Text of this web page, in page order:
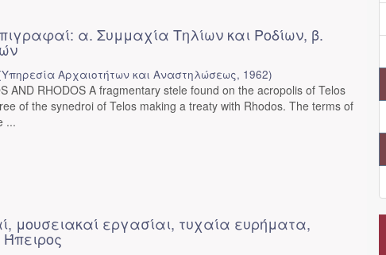
α. Συμμαχία Τηλίων και Ροδίων, β.
Υπηρεσία Αρχαιοτήτων και Αναστηλώσεως, 1962)
AND RHODOS A fragmentary stele found on the acropolis of Telos
of the synedroi of Telos making a treaty with Rhodos. The terms of
...
μουσειακαί εργασίαι, τυχαία ευρήματα,